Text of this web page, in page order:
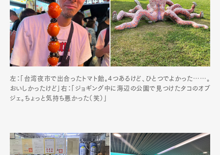
Official Columnist
About
Contact
Pen Meet
Pen international Pen tw
左：「台湾夜市で出合ったトマト飴。4つあるけど、ひとつでよかった……。
おいしかったけど」右：「ジョギング中に海辺の公園で見つけたタコのオブ
ジェ。ちょっと気持ち悪かった（笑）」